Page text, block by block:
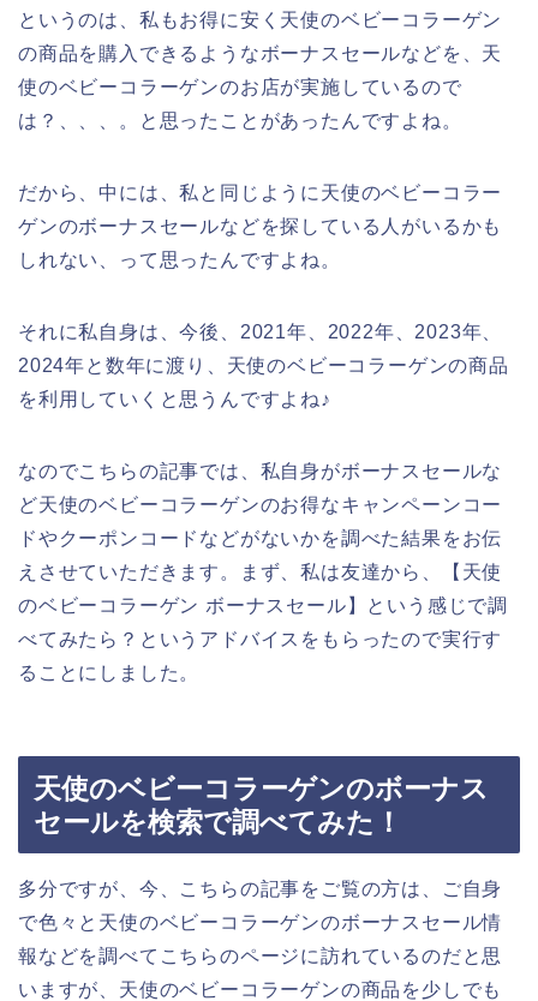
というのは、私もお得に安く天使のベビーコラーゲン
の商品を購入できるようなボーナスセールなどを、天
使のベビーコラーゲンのお店が実施しているので
は？、、、。と思ったことがあったんですよね。
だから、中には、私と同じように天使のベビーコラー
ゲンのボーナスセールなどを探している人がいるかも
しれない、って思ったんですよね。
それに私自身は、今後、2021年、2022年、2023年、
2024年と数年に渡り、天使のベビーコラーゲンの商品
を利用していくと思うんですよね♪
なのでこちらの記事では、私自身がボーナスセールな
ど天使のベビーコラーゲンのお得なキャンペーンコー
ドやクーポンコードなどがないかを調べた結果をお伝
えさせていただきます。まず、私は友達から、【天使
のベビーコラーゲン ボーナスセール】という感じで調
べてみたら？というアドバイスをもらったので実行す
ることにしました。
天使のベビーコラーゲンのボーナス
セールを検索で調べてみた！
多分ですが、今、こちらの記事をご覧の方は、ご自身
で色々と天使のベビーコラーゲンのボーナスセール情
報などを調べてこちらのページに訪れているのだと思
いますが、天使のベビーコラーゲンの商品を少しでも